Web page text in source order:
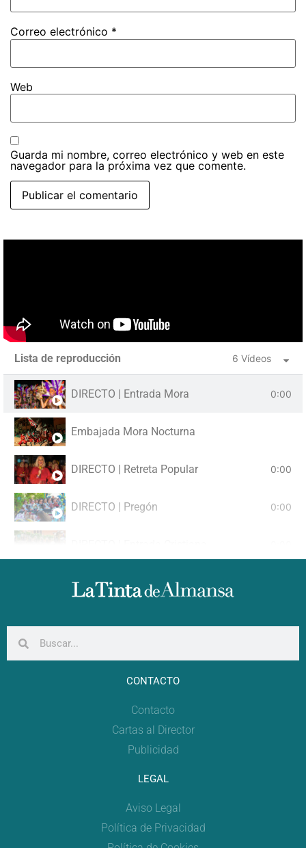
Correo electrónico *
Web
Guarda mi nombre, correo electrónico y web en este
navegador para la próxima vez que comente.
Lista de reproducción 6 Vídeos
DIRECTO | Entrada Mora 0:00
Embajada Mora Nocturna
DIRECTO | Retreta Popular 0:00
DIRECTO | Pregón 0:00
DIRECTO | Gran Desfile Festero
CONTACTO
Contacto
Cartas al Director
Publicidad
LEGAL
Aviso Legal
Política de Privacidad